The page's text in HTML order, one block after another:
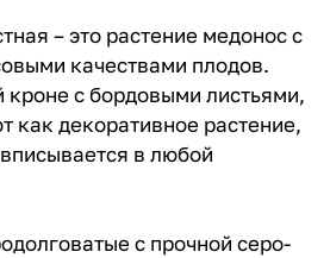
– это растение медонос с
качествами плодов.
с бордовыми листьями,
как декоративное растение,
в любой
с прочной серо-